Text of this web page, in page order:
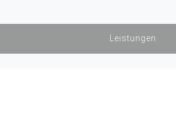
Leistungen